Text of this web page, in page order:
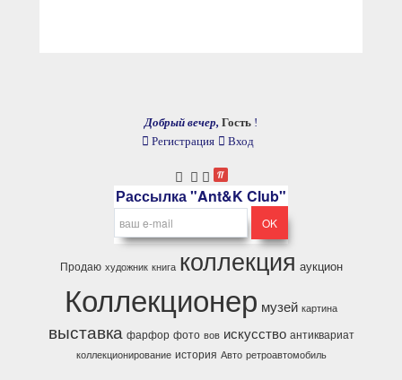
Добрый вечер, Гость !
Регистрация
Вход
Рассылка "Ant&K Club"
Продаю художник книга коллекция аукцион
Коллекционер музей картина
выставка фарфор фото вов искусство антиквариат
коллекционирование история Авто ретроавтомобиль